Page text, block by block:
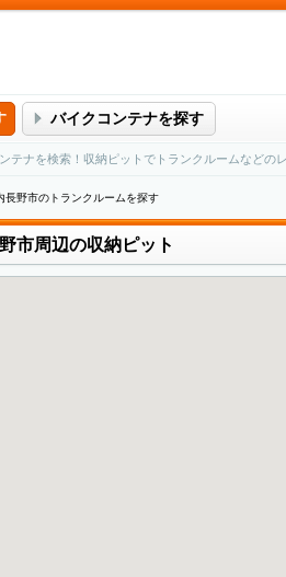
バイクコンテナを探す
ナを検索！収納ピットでトランクルームなどの
長野市のトランクルームを探す
市周辺の収納ピット